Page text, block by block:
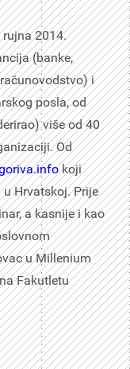
2014.
(banke,
i
posla, od
više od 40
Od
koji
Hrvatskoj. Prije
a kasnije i kao
u Millenium
Fakutletu